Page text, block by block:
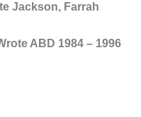
Jackson, Farrah
ABD 1984 – 1996